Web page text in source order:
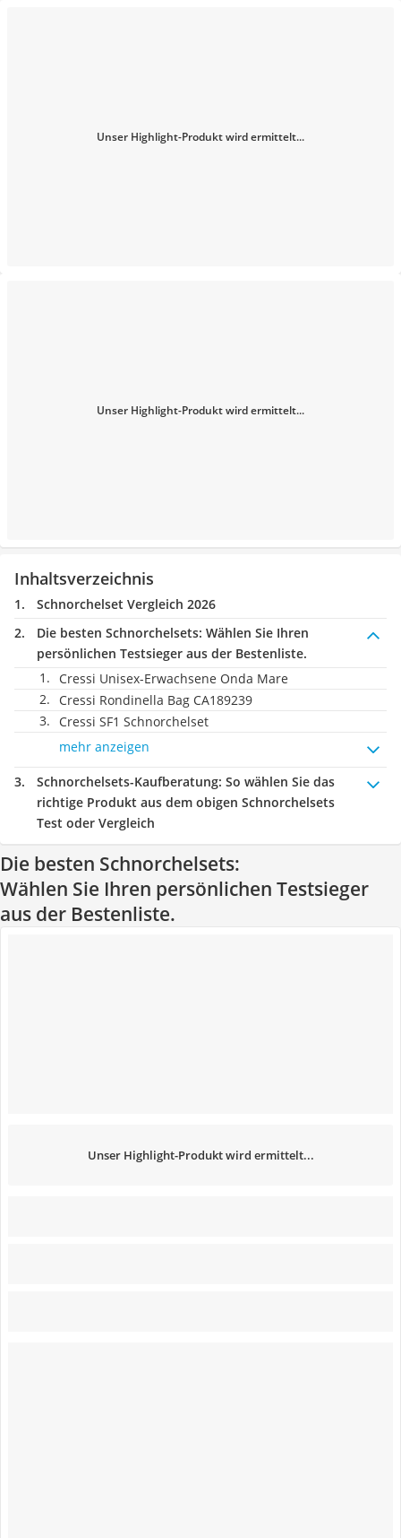
Unser Highlight-Produkt wird ermittelt...
Unser Highlight-Produkt wird ermittelt...
Inhaltsverzeichnis
Schnorchelset Vergleich 2026
Die besten Schnorchelsets: Wählen Sie Ihren
persönlichen Testsieger aus der Bestenliste.
Cressi Unisex-Erwachsene Onda Mare
Cressi Rondinella Bag CA189239
Cressi SF1 Schnorchelset
mehr anzeigen
Schnorchelsets-Kaufberatung: So wählen Sie das
richtige Produkt aus dem obigen Schnorchelsets
Test oder Vergleich
Die besten Schnorchelsets:
Wählen Sie Ihren persönlichen Testsieger
aus der Bestenliste.
Unser Highlight-Produkt wird ermittelt...